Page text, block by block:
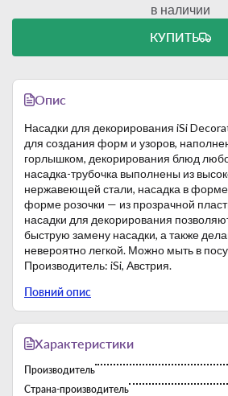
в наличии
КУПИТЬ
Опис
Насадки для декорирования iSi
для создания форм и узоров,
горлышком, декорирования блюд
насадка-трубочка выполнены из
нержавеющей стали, насадка в форме
форме розочки — из прозрачной
насадки для декорирования
быструю замену насадки, а также
невероятно легкой. Можно мыть в
Производитель: iSi, Австрия.
1 насадка-трубочка;
1 насадка в форме куба;
1 насадка в форме розочки;
1 адаптер.
можно найти на официальном сайте
разделе iSi Recipes или же для
Повний опис
Характеристики
Производитель
Страна-производитель